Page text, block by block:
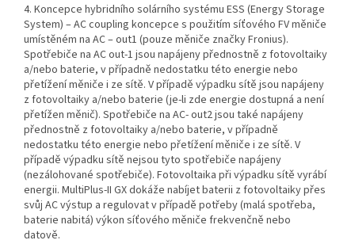
4. Koncepce hybridního solárního systému ESS (Energy Storage
System) – AC coupling koncepce s použitím síťového FV měniče
umístěném na AC – out1 (pouze měniče značky Fronius).
Spotřebiče na AC out-1 jsou napájeny přednostně z fotovoltaiky
a/nebo baterie, v případně nedostatku této energie nebo
přetížení měniče i ze sítě. V případě výpadku sítě jsou napájeny
z fotovoltaiky a/nebo baterie (je-li zde energie dostupná a není
přetížen měnič). Spotřebiče na AC- out2 jsou také napájeny
přednostně z fotovoltaiky a/nebo baterie, v případně
nedostatku této energie nebo přetížení měniče i ze sítě. V
případě výpadku sítě nejsou tyto spotřebiče napájeny
(nezálohované spotřebiče). Fotovoltaika při výpadku sítě vyrábí
energii. MultiPlus-II GX dokáže nabíjet baterii z fotovoltaiky přes
svůj AC výstup a regulovat v případě potřeby (malá spotřeba,
baterie nabitá) výkon síťového měniče frekvenčně nebo
datově.